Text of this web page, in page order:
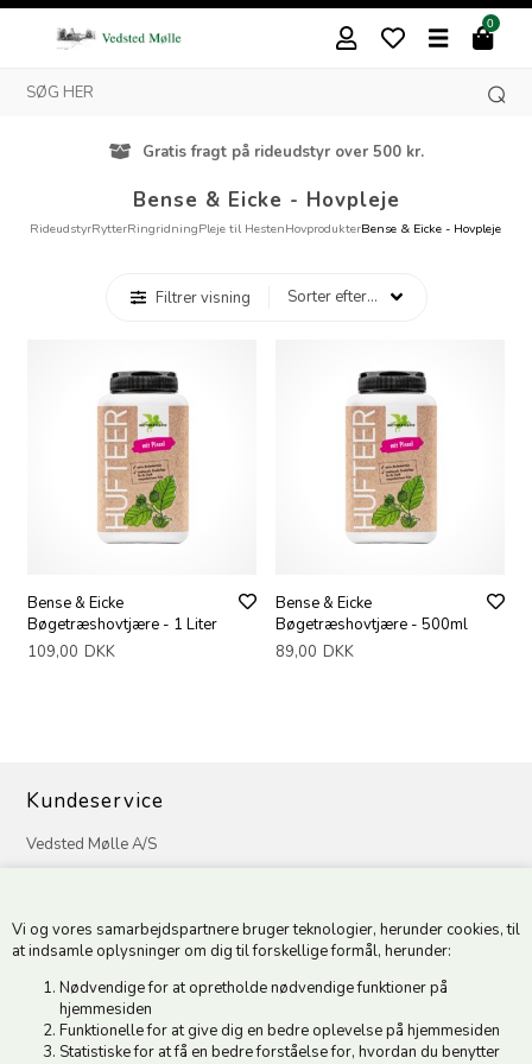
Vi og vores samarbejdspartnere bruger teknologier, herunder cookies, til
at indsamle oplysninger om dig til forskellige formål, herunder:
Nødvendige for at opretholde nødvendige funktioner på
hjemmesiden
Funktionelle for at give dig en bedre oplevelse på hjemmesiden
Statistiske for at få en bedre forståelse for, hvordan du benytter
0
Gratis fragt på rideudstyr over 500 kr.
Bense & Eicke - Hovpleje
RideudstyrRytterRingridningPleje til HestenHovprodukterBense & Eicke - Hovpleje
Filtrer visning
Bense & Eicke
Bøgetræshovtjære - 1 Liter
109,00 DKK
Bense & Eicke
Bøgetræshovtjære - 500ml
89,00 DKK
Kundeservice
Vedsted Mølle A/S
CVR 49879415 Mailvedstedmoelle@post.tele.dk
Åbningstider: Man-Fre 9.00-17.00 | Middagslukket 12.00-12.30 |
Lørdag 9.00-12.00